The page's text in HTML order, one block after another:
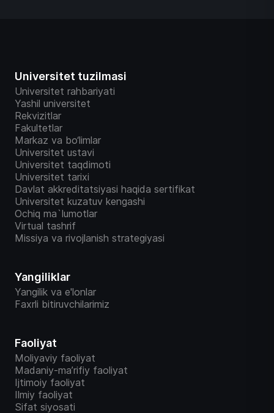
Universitet tuzilmasi
Universitet rahbariyati
Yashil universitet
Rekvizitlar
Fakultetlar
Markaz va bo‘limlar
Universitet ustavi
Universitet taqdimoti
Universitet tarixi
Davlat akkreditatsiyasi haqida sertifikat
Universitet kuzatuv kengashi
Ochiq ma`lumotlar
Virtual tashrif
Missiya va rivojlanish strategiyasi
Yangiliklar
Yangilik va e'lonlar
Faxrli bitiruvchilarimiz
Faoliyat
Moliyaviy faoliyat
Madaniy-ma’rifiy faoliyat
Ijtimoiy faoliyat
Ilmiy faoliyat
Sifat siyosati